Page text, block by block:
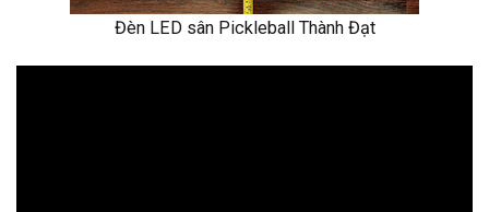
Đèn LED sân Pickleball Thành Đạt